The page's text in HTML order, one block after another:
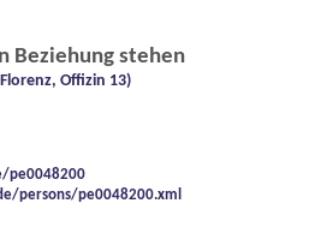
Beziehung stehen
Offizin 13)
pe0048200
persons/pe0048200.xml